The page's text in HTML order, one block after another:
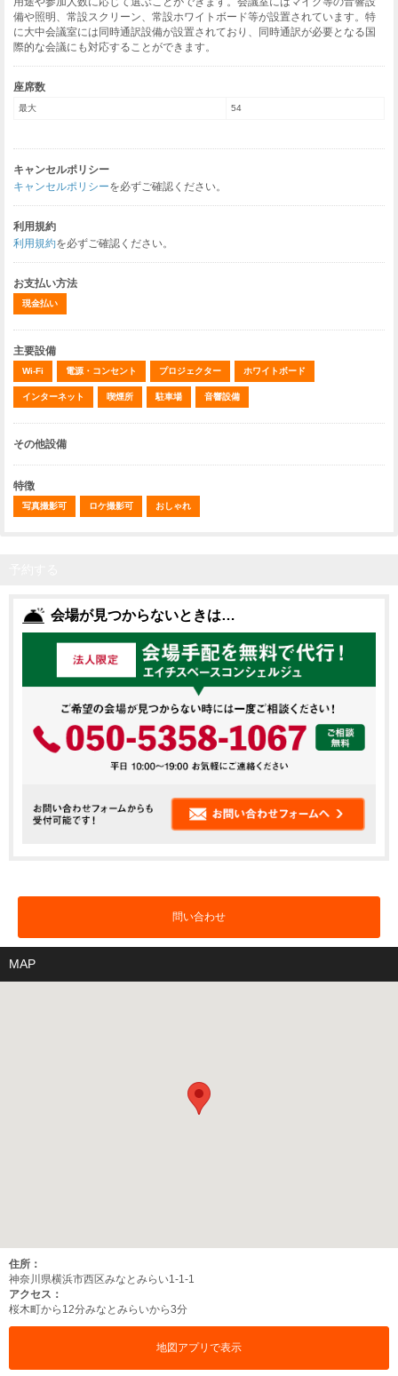
備や照明、常設スクリーン、常設ホワイトボード等が設置されています。特
に大中会議室には同時通訳設備が設置されており、同時通訳が必要となる国
際的な会議にも対応することができます。
座席数
最大 54
キャンセルポリシー
キャンセルポリシーを必ずご確認ください。
利用規約
利用規約を必ずご確認ください。
お支払い方法
現金払い
主要設備
Wi-Fi 電源・コンセント プロジェクター ホワイトボード
インターネット 喫煙所 駐車場 音響設備
その他設備
特徴
写真撮影可 ロケ撮影可 おしゃれ
会場が見つからないときは…
問い合わせ
MAP
住所：
神奈川県横浜市西区みなとみらい1-1-1
アクセス：
桜木町から12分みなとみらいから3分
地図アプリで表示